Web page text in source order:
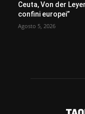
Ceuta, Von der
confini europei”
Agosto 5, 2026